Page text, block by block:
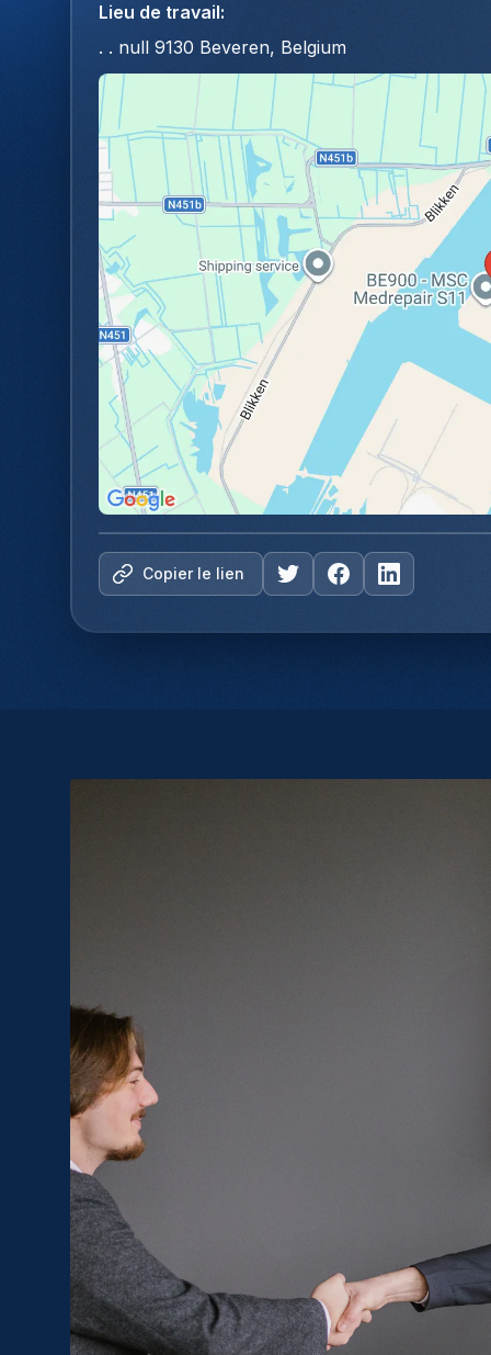
Lieu de travail:
. . null 9130 Beveren, Belgium
Copier le lien